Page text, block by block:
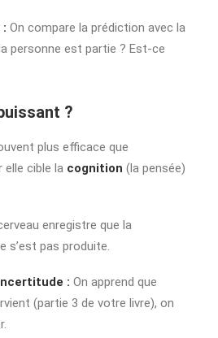
On compare la prédiction avec la
personne est partie ? Est-ce
?
plus efficace que
elle cible la cognition (la pensée)
enregistre que la
s’est pas produite.
: On apprend que
(partie 3 de votre livre), on